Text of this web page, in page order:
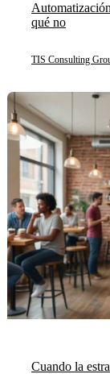
qué no
TIS Consulting
Cuando la